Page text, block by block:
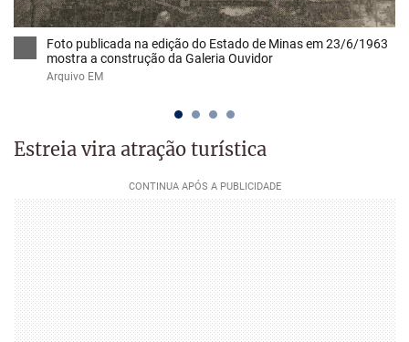
Foto publicada na edição do Estado de Minas em 23/6/1963
mostra a construção da Galeria Ouvidor
Arquivo EM
Estreia vira atração turística